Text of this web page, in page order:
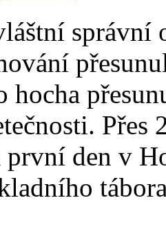
správní
hocha
Přes
první den v